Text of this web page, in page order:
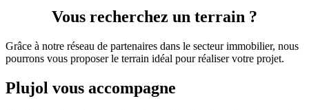
Vous recherchez un terrain ?
Grâce à notre réseau de partenaires dans le secteur immobilier, nous
pourrons vous proposer le terrain idéal pour réaliser votre projet.
Plujol vous accompagne